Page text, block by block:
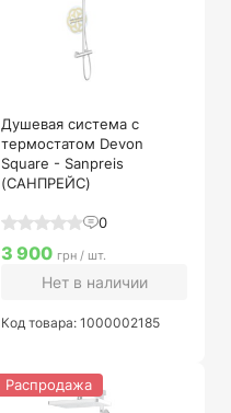
Душевая система с
термостатом Devon
Square - Sanpreis
(САНПРЕЙС)
0
3 900 грн / шт.
Нет в наличии
Код товара: 1000002185
Распродажа